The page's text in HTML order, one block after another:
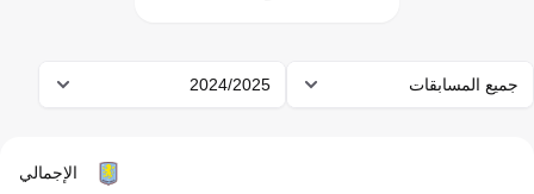
جميع المسابقات 2024/2025
الإجمالي